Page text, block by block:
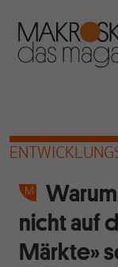
nicht auf
Märkte»